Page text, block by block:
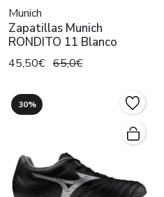
Munich
Zapatillas Munich
RONDITO 11 Blanco
45,50€ 65,0€
30%